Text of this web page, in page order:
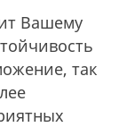
Вашему
так